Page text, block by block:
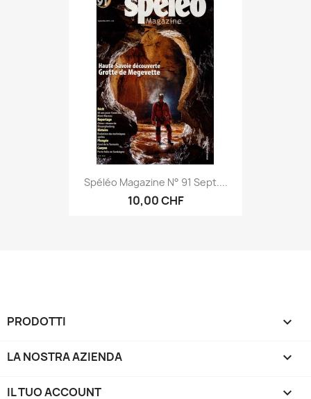
Spéléo Magazine N° 91 Sept....
10,00 CHF
PRODOTTI 
LA NOSTRA AZIENDA 
IL TUO ACCOUNT 